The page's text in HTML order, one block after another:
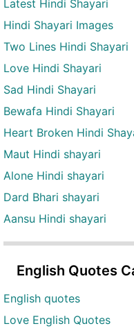
Latest Hindi Shayari
Hindi Shayari Images
Two Lines Hindi Shayari
Love Hindi Shayari
Sad Hindi Shayari
Bewafa Hindi Shayari
Heart Broken Hindi
Maut Hindi shayari
Alone Hindi shayari
Dard Bhari shayari
Aansu Hindi shayari
English Quotes
English quotes
Love English Quotes